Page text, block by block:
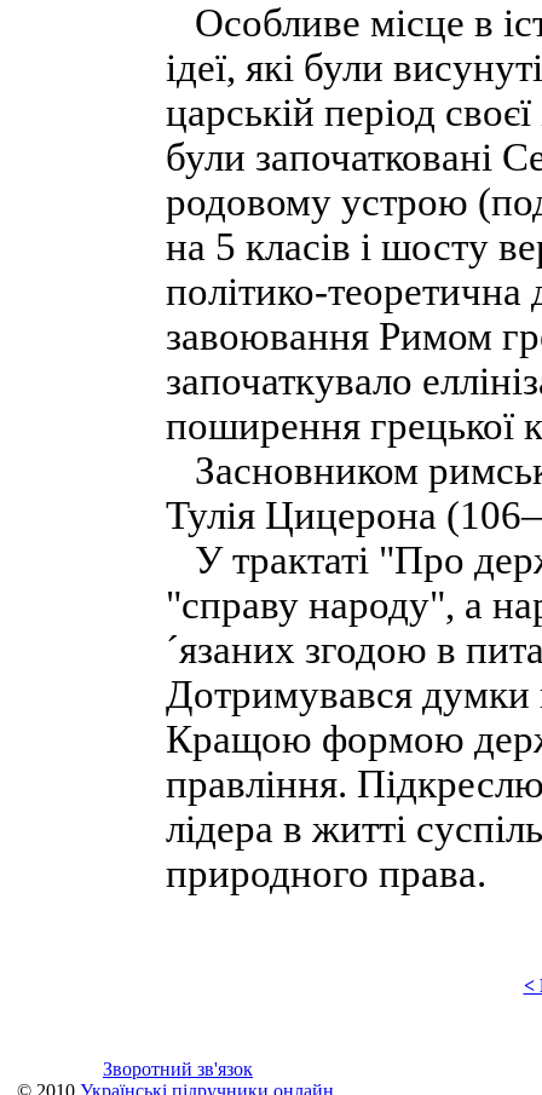
Особливе місце в
ідеї, які були
царській період
були започатковані
родовому устрою
на 5 класів і шосту
політико-теоретична
завоювання Римом
започаткувало
поширення грецької
Засновником
Тулія Цицерона
У трактаті "Про
"справу народу", а
´язаних згодою в
Дотримувався думки
Кращою формою
правління.
лідера в житті
природного права.
<
Зворотний зв'язок
© 2010 Українські підручники онлайн.